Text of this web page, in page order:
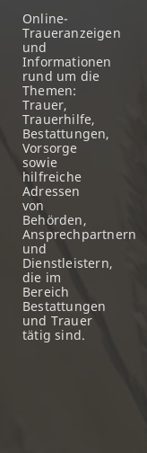
Online-
Traueranzeigen
und
Informationen
rund um die
Themen:
Trauer,
Trauerhilfe,
Bestattungen,
Vorsorge
sowie
hilfreiche
Adressen
von
Behörden,
Ansprechpartnern
und
Dienstleistern,
die im
Bereich
Bestattungen
und Trauer
tätig sind.